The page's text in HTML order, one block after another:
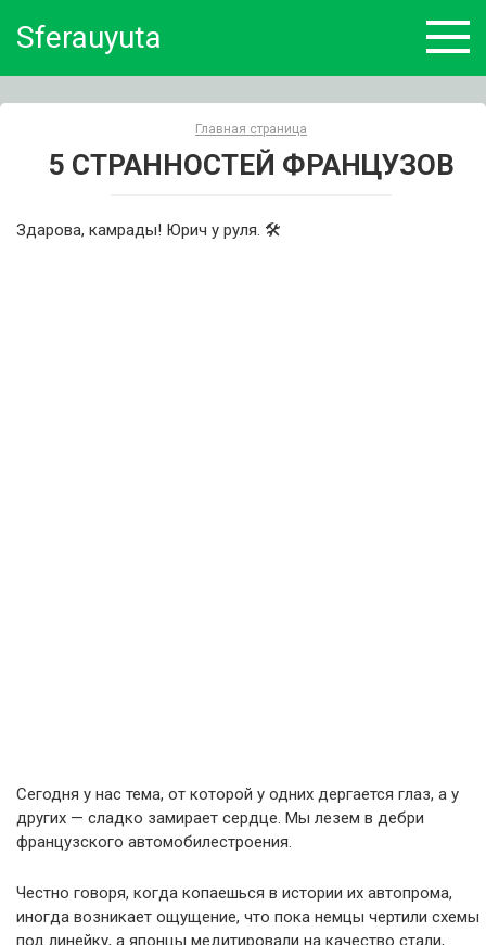
Sferauyuta
Главная страница
5 СТРАННОСТЕЙ ФРАНЦУЗОВ
Здарова, камрады! Юрич у руля. 🛠️
Сегодня у нас тема, от которой у одних дергается глаз, а у
других — сладко замирает сердце. Мы лезем в дебри
французского автомобилестроения.
Честно говоря, когда копаешься в истории их автопрома,
иногда возникает ощущение, что пока немцы чертили схемы
под линейку, а японцы медитировали на качество стали,